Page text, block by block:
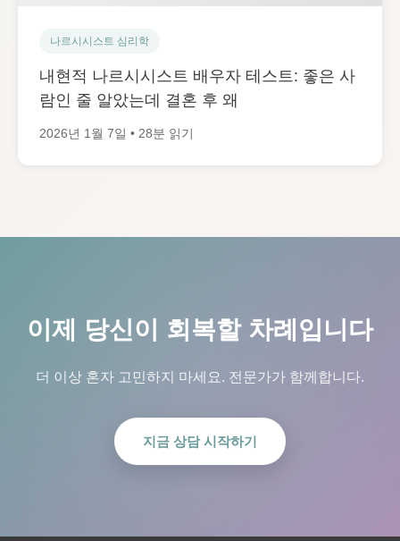
나르시시스트 심리학
내현적 나르시시스트 배우자 테스트: 좋은 사
람인 줄 알았는데 결혼 후 왜
2026년 1월 7일 • 28분 읽기
이제 당신이 회복할 차례입니다
더 이상 혼자 고민하지 마세요. 전문가가 함께합니다.
지금 상담 시작하기